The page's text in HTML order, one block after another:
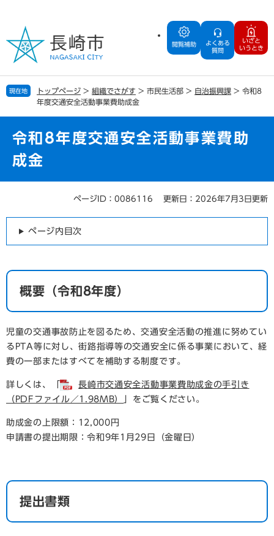
の
で
す
ー
ば
し
閲覧補助
よくある
質問
いざと
いうとき
現在地 トップページ > 組織でさがす > 市民生活部 > 自治振興課 > 令和8
年度交通安全活動事業費助成金
令和8年度交通安全活動事業費助
成金
ページID：0086116 更新日：2026年7月3日更新
ページ内目次
​概要（令和8年度）
児童の交通事故防止を図るため、交通安全活動の推進に努めてい
るPTA等に対し、街路指導等の交通安全に係る事業において、経
費の一部またはすべてを補助する制度です。
詳しくは、「
長崎市交通安全活動事業費助成金の手引き
（PDFファイル／1.98MB）
」をご覧ください。
助成金の上限額：12,000円
申請書の提出期限：令和9年1月29日（金曜日）
提出書類